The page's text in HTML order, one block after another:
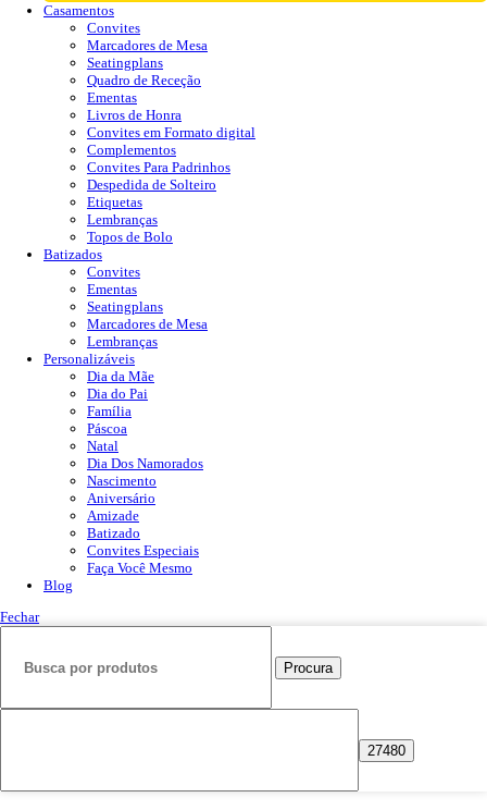
Casamentos
Convites
Marcadores de Mesa
Seatingplans
Quadro de Receção
Ementas
Livros de Honra
Convites em Formato digital
Complementos
Convites Para Padrinhos
Despedida de Solteiro
Etiquetas
Lembranças
Topos de Bolo
Batizados
Convites
Ementas
Seatingplans
Marcadores de Mesa
Lembranças
Personalizáveis
Dia da Mãe
Dia do Pai
Família
Páscoa
Natal
Dia Dos Namorados
Nascimento
Aniversário
Amizade
Batizado
Convites Especiais
Faça Você Mesmo
Blog
Fechar
Procura